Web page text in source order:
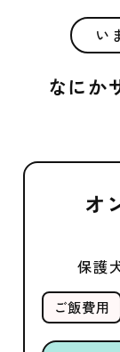
い
なにか
オ
保護
ご飯費用